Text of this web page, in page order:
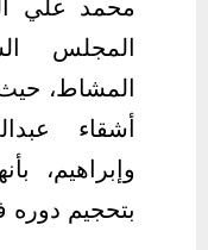
المجلس
المشاط،
أشقاء
وإبراهيم،
بتحجيم دوره